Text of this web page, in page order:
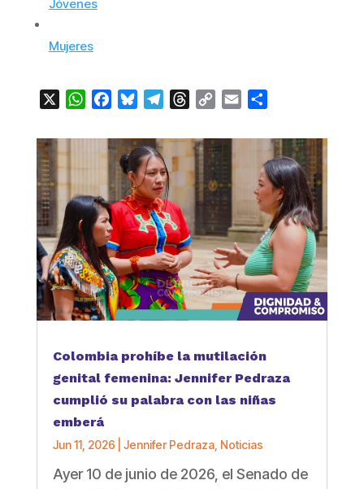
Jóvenes
Mujeres
WhatsApp
FacebookBlueskyTelegramThreads
Copy Email
Colombia prohíbe la mutilación
genital femenina: Jennifer Pedraza
cumplió su palabra con las niñas
emberá
Jun 11, 2026 Jennifer Pedraza, Noticias
Ayer 10 de junio de 2026, el Senado de